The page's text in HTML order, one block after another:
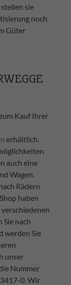
sie
noch
Güter
Kauf Ihrer
erhältlich.
auch eine
Wagen.
Rädern
haben
nach
werden Sie
unser
Nummer
0. Wir